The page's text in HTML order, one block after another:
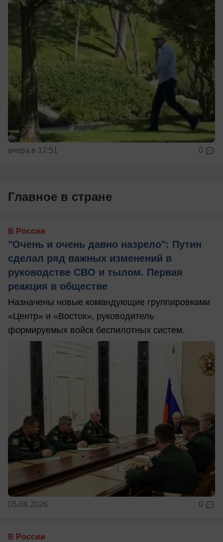
вчера в 17:51 0
Главное в стране
В России
"Очень и очень давно назрело": Путин
сделал ряд важных изменений в
руководстве СВО и тылом. Первая
реакция в обществе
Назначены новые командующие группировками
«Центр» и «Восток», руководитель
формируемых войск беспилотных систем.
05.08.2026 0
В России